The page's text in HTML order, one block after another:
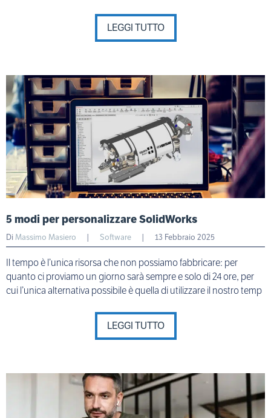
LEGGI TUTTO
5 modi per personalizzare SolidWorks
DiMassimo Masiero Software 13 Febbraio 2025
Il tempo è l’unica risorsa che non possiamo fabbricare: per
quanto ci proviamo un giorno sarà sempre e solo di 24 ore, per
cui l’unica alternativa possibile è quella di utilizzare il nostro temp
LEGGI TUTTO